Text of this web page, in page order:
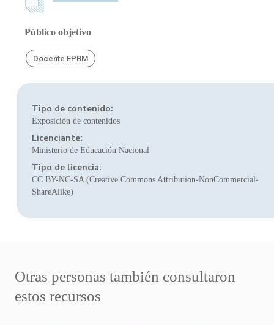
Público objetivo
Docente EPBM
Tipo de contenido:
Exposición de contenidos
Licenciante:
Ministerio de Educación Nacional
Tipo de licencia:
CC BY-NC-SA (Creative Commons Attribution-NonCommercial-
ShareAlike)
Otras personas también consultaron
estos recursos